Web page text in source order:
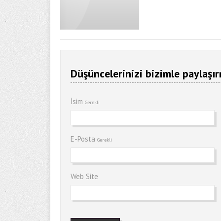
Düşüncelerinizi bizimle
İsim Gerekli
E-Posta Gerekli
Web Site